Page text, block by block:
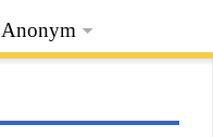
Anonym